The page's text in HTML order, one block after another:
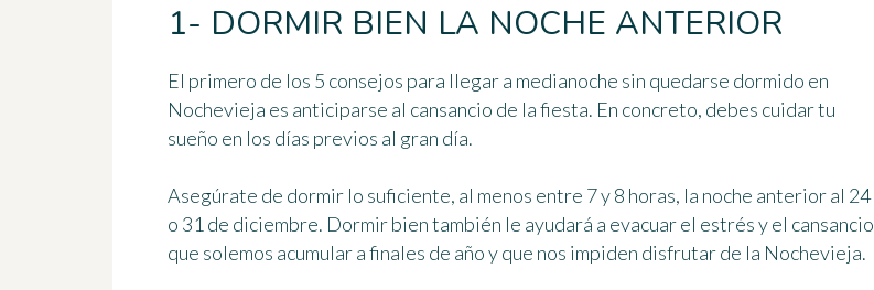
1- DORMIR BIEN LA NOCHE ANTERIOR
El primero de los 5 consejos para llegar a medianoche sin quedarse dormido en
Nochevieja es anticiparse al cansancio de la fiesta. En concreto, debes cuidar tu
sueño en los días previos al gran día.
Asegúrate de dormir lo suficiente, al menos entre 7 y 8 horas, la noche anterior al 24
o 31 de diciembre. Dormir bien también le ayudará a evacuar el estrés y el cansancio
que solemos acumular a finales de año y que nos impiden disfrutar de la Nochevieja.